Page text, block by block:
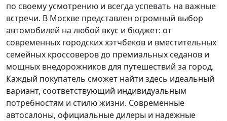
по своему усмотрению и всегда успевать на важные
встречи. В Москве представлен огромный выбор
автомобилей на любой вкус и бюджет: от
современных городских хэтчбеков и вместительных
семейных кроссоверов до премиальных седанов и
мощных внедорожников для путешествий за город.
Каждый покупатель сможет найти здесь идеальный
вариант, соответствующий индивидуальным
потребностям и стилю жизни. Современные
автосалоны, официальные дилеры и надежные